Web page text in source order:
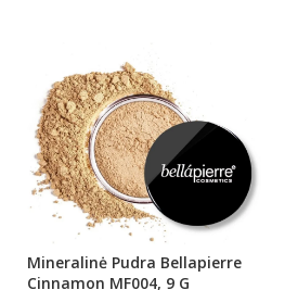
Mineralinė Pudra Bellapierre
Cinnamon MF004, 9 G